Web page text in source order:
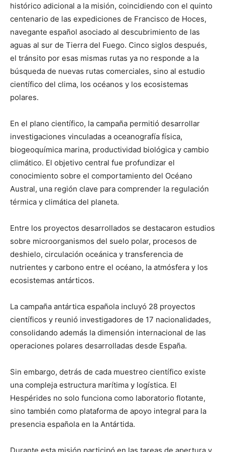
histórico adicional a la misión, coincidiendo con el quinto
centenario de las expediciones de Francisco de Hoces,
navegante español asociado al descubrimiento de las
aguas al sur de Tierra del Fuego. Cinco siglos después,
el tránsito por esas mismas rutas ya no responde a la
búsqueda de nuevas rutas comerciales, sino al estudio
científico del clima, los océanos y los ecosistemas
polares.
En el plano científico, la campaña permitió desarrollar
investigaciones vinculadas a oceanografía física,
biogeoquímica marina, productividad biológica y cambio
climático. El objetivo central fue profundizar el
conocimiento sobre el comportamiento del Océano
Austral, una región clave para comprender la regulación
térmica y climática del planeta.
Entre los proyectos desarrollados se destacaron estudios
sobre microorganismos del suelo polar, procesos de
deshielo, circulación oceánica y transferencia de
nutrientes y carbono entre el océano, la atmósfera y los
ecosistemas antárticos.
La campaña antártica española incluyó 28 proyectos
científicos y reunió investigadores de 17 nacionalidades,
consolidando además la dimensión internacional de las
operaciones polares desarrolladas desde España.
Sin embargo, detrás de cada muestreo científico existe
una compleja estructura marítima y logística. El
Hespérides no solo funciona como laboratorio flotante,
sino también como plataforma de apoyo integral para la
presencia española en la Antártida.
Durante esta misión participó en las tareas de apertura y